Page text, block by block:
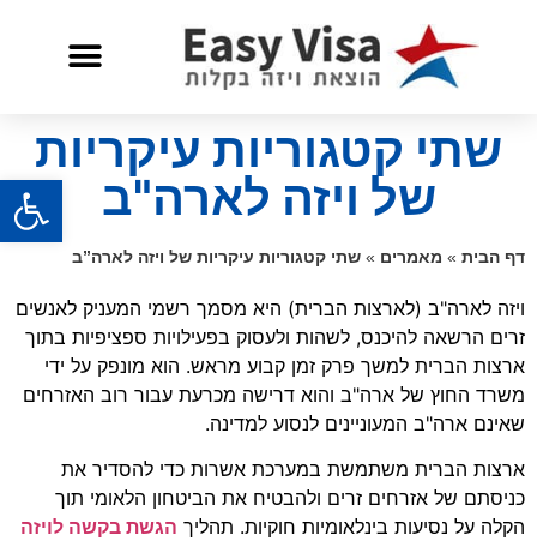
שתי קטגוריות עיקריות
של ויזה לארה"ב
דף הבית » מאמרים » שתי קטגוריות עיקריות של ויזה לארה”ב
ויזה לארה"ב (לארצות הברית) היא מסמך רשמי המעניק לאנשים
זרים הרשאה להיכנס, לשהות ולעסוק בפעילויות ספציפיות בתוך
ארצות הברית למשך פרק זמן קבוע מראש. הוא מונפק על ידי
משרד החוץ של ארה"ב והוא דרישה מכרעת עבור רוב האזרחים
שאינם ארה"ב המעוניינים לנסוע למדינה.
ארצות הברית משתמשת במערכת אשרות כדי להסדיר את
כניסתם של אזרחים זרים ולהבטיח את הביטחון הלאומי תוך
הקלה על נסיעות בינלאומיות חוקיות. תהליך הגשת בקשה לויזה